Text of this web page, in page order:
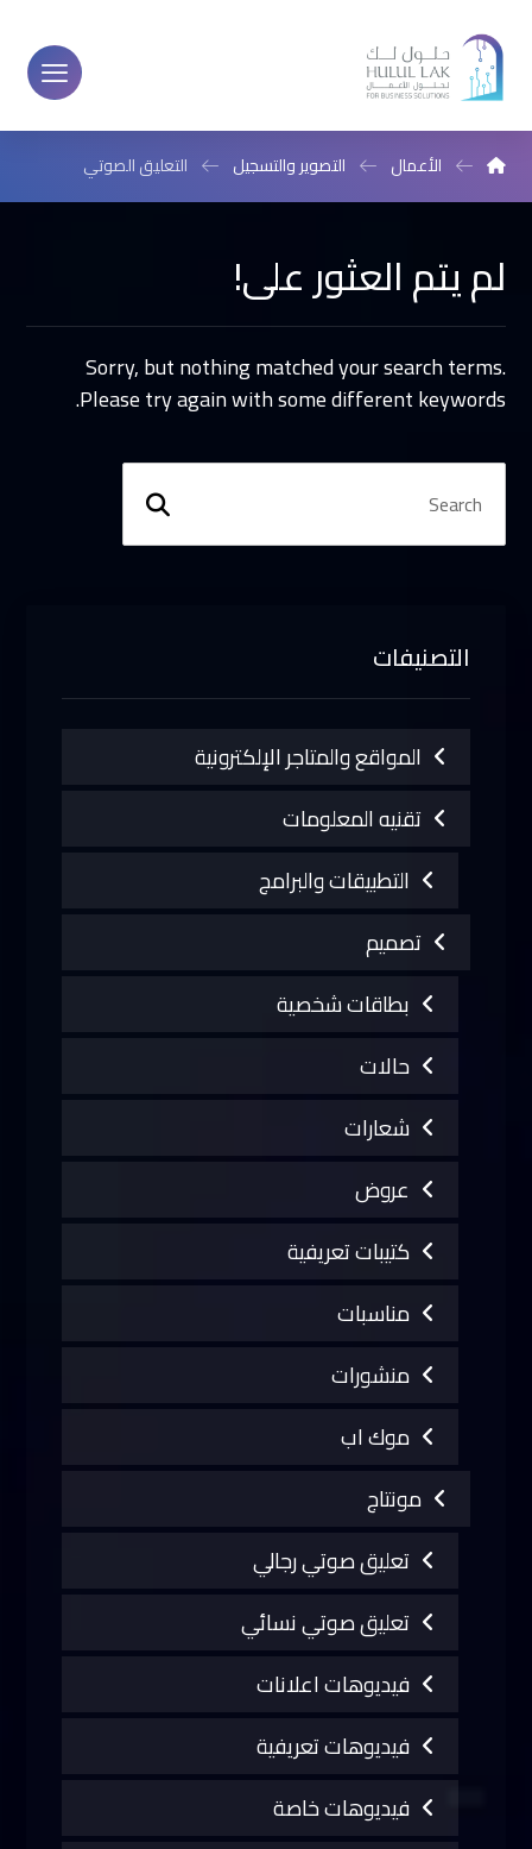
الأعمال التصوير والتسجيل التعليق الصوتي
لم يتم العثور على!
Sorry, but nothing matched your search terms.
Please try again with some different keywords.
التصنيفات
المواقع والمتاجر الإلكترونية
تقنيه المعلومات
التطبيقات والبرامج
تصميم
بطاقات شخصية
حالات
شعارات
عروض
كتيبات تعريفية
مناسبات
منشورات
موك اب
مونتاج
تعليق صوتي رجالي
تعليق صوتي نسائي
فيديوهات اعلانات
فيديوهات تعريفية
فيديوهات خاصة